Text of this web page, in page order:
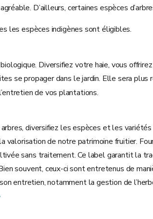
D’ailleurs, certaines espèces
les espèces indigènes sont éligibles.
Diversifiez votre haie, vous
se propager dans le jardin. Elle sera
de vos plantations.
diversifiez les espèces et les
de notre patrimoine fruitier.
sans traitement. Ce label garantit la
souvent, ceux-ci sont entretenus de
entretien, notamment la gestion de